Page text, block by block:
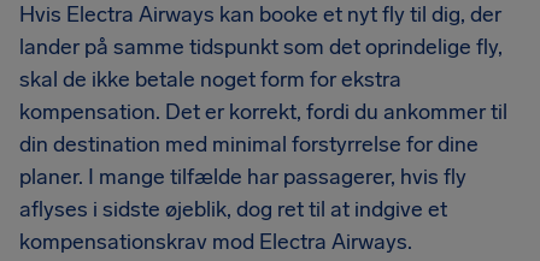
Hvis Electra Airways kan booke et nyt fly til dig, der
lander på samme tidspunkt som det oprindelige fly,
skal de ikke betale noget form for ekstra
kompensation. Det er korrekt, fordi du ankommer til
din destination med minimal forstyrrelse for dine
planer. I mange tilfælde har passagerer, hvis fly
aflyses i sidste øjeblik, dog ret til at indgive et
kompensationskrav mod Electra Airways.